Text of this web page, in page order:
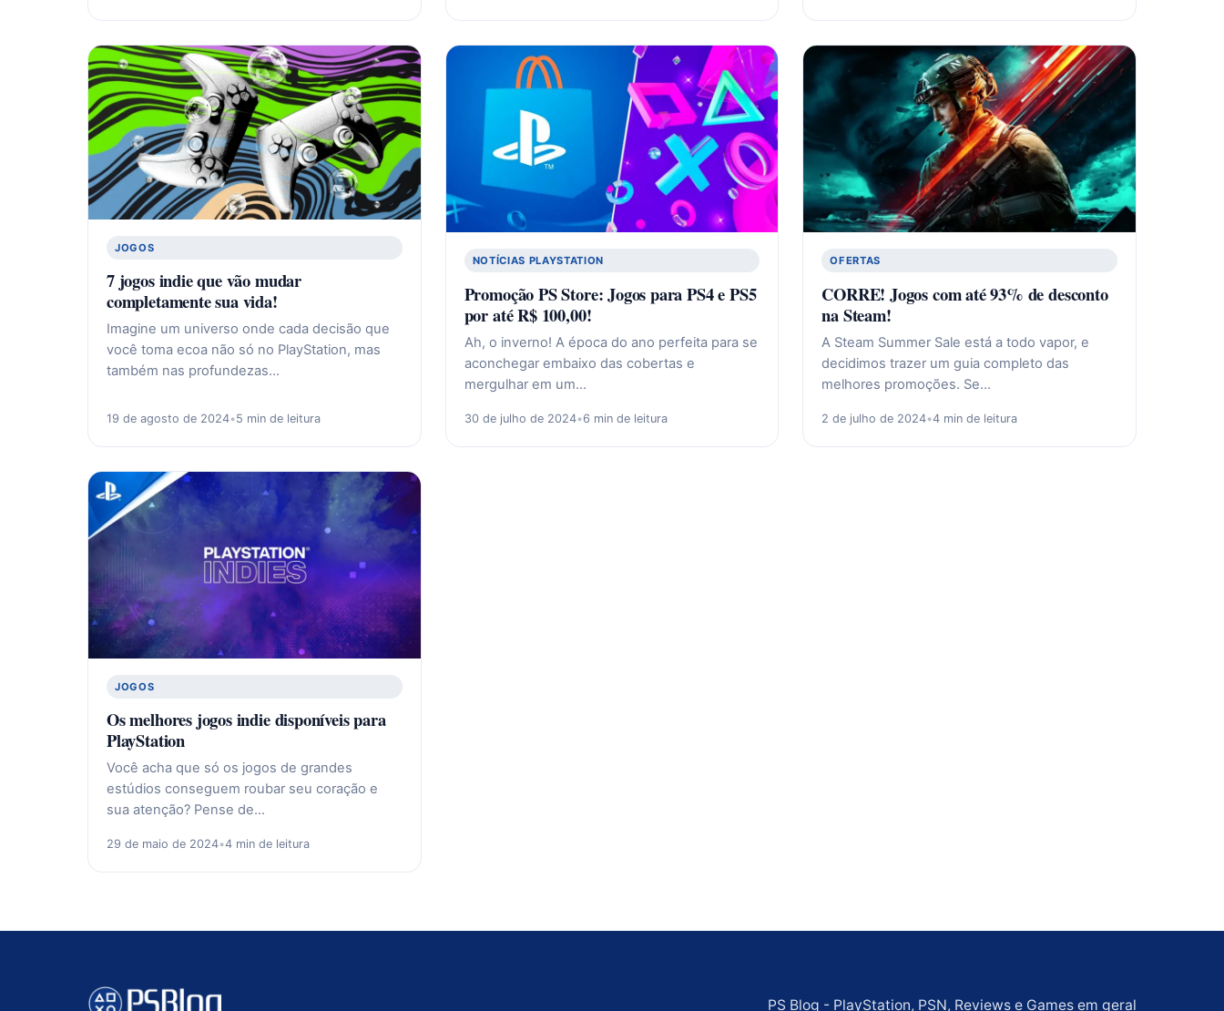
JOGOS
7 jogos indie que vão mudar
completamente sua vida!
Imagine um universo onde cada decisão que
você toma ecoa não só no PlayStation, mas
também nas profundezas…
19 de agosto de 2024•5 min de leitura
NOTÍCIAS PLAYSTATION
Promoção PS Store: Jogos para PS4 e PS5
por até R$ 100,00!
Ah, o inverno! A época do ano perfeita para se
aconchegar embaixo das cobertas e
mergulhar em um…
30 de julho de 2024•6 min de leitura
OFERTAS
CORRE! Jogos com até 93% de desconto
na Steam!
A Steam Summer Sale está a todo vapor, e
decidimos trazer um guia completo das
melhores promoções. Se…
2 de julho de 2024•4 min de leitura
JOGOS
Os melhores jogos indie disponíveis para
PlayStation
Você acha que só os jogos de grandes
estúdios conseguem roubar seu coração e
sua atenção? Pense de…
29 de maio de 2024•4 min de leitura
PS Blog - PlayStation, PSN, Reviews e Games em geral